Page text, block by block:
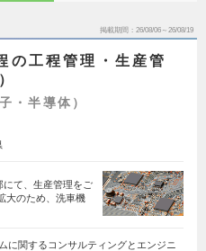
掲載期間 26/08/06～26/08/19
の工程管理・生産管
・半導体）
にて、生産管理をご
大のため、洗車機
に関するコンサルティングとエンジニ